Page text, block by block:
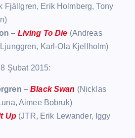
Fjällgren, Erik Holmberg, Tony
– Living To Die (Andreas
Karl-Ola Kjellholm)
Şubat 2015:
–Black Swan (Nicklas
Aimee Bobruk)
Up(JTR, Erik Lewander, Iggy